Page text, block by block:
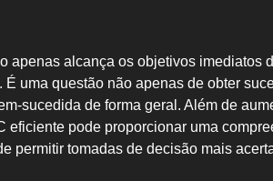
apenas alcança os objetivos imediatos
uma questão não apenas de obter
sucedida de forma geral. Além de
pode proporcionar uma
permitir tomadas de decisão mais